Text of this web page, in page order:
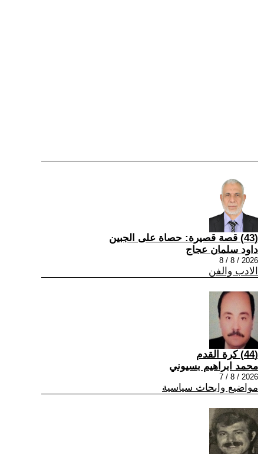
(43) قصة قصيرة: حصاة على الجبين
داود سلمان عجاج
2026 / 8 / 8
الادب والفن
(44) كرة القدم
محمد ابراهيم بسيوني
2026 / 8 / 7
مواضيع وابحاث سياسية